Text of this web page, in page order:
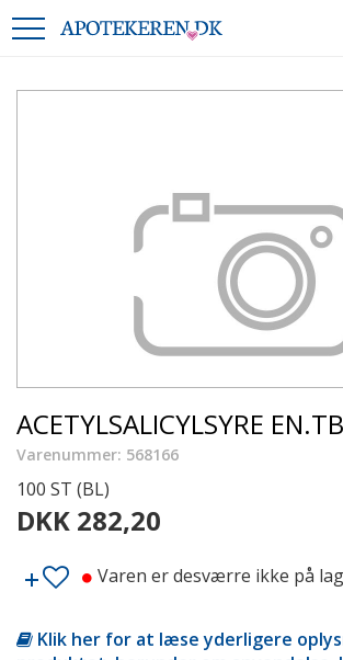
ACETYLSALICYLSYRE
Varenummer: 568166
100 ST (BL)
DKK 282,20
Varen er desværre ikke på
Klik her for at læse yderligere